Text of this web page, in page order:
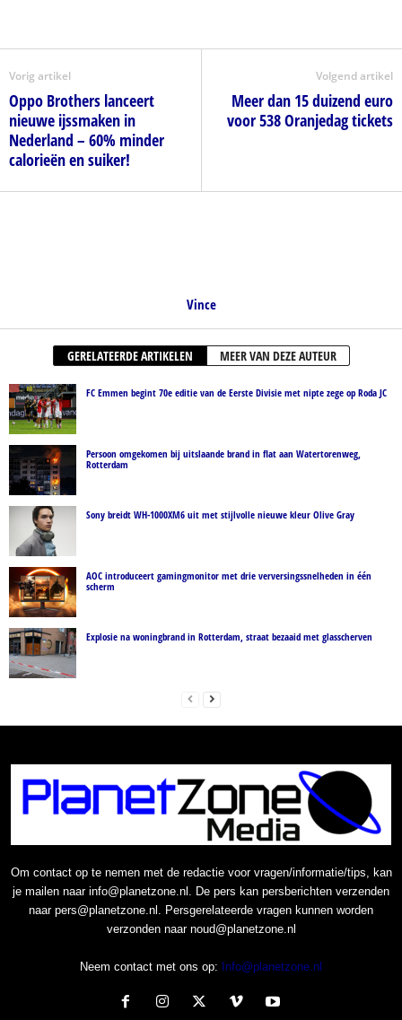
Vorig artikel
Oppo Brothers lanceert
nieuwe ijssmaken in
Nederland – 60% minder
calorieën en suiker!
Volgend artikel
Meer dan 15 duizend euro
voor 538 Oranjedag tickets
Vince
GERELATEERDE ARTIKELEN MEER VAN DEZE AUTEUR
FC Emmen begint 70e editie van de Eerste Divisie met nipte zege op Roda JC
Persoon omgekomen bij uitslaande brand in flat aan Watertorenweg,
Rotterdam
Sony breidt WH-1000XM6 uit met stijlvolle nieuwe kleur Olive Gray
AOC introduceert gamingmonitor met drie verversingssnelheden in één
scherm
Explosie na woningbrand in Rotterdam, straat bezaaid met glasscherven
Om contact op te nemen met de redactie voor vragen/informatie/tips, kan
je mailen naar info@planetzone.nl. De pers kan persberichten verzenden
naar pers@planetzone.nl. Persgerelateerde vragen kunnen worden
verzonden naar noud@planetzone.nl
Neem contact met ons op: Info@planetzone.nl